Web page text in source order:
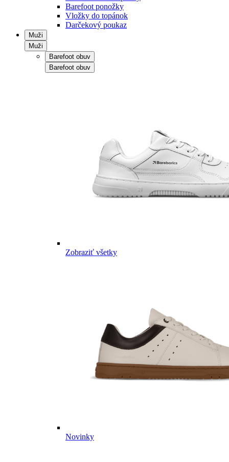
Barefoot ponožky
Vložky do topánok
Darčekový poukaz
Muži
Muži
Barefoot obuv
Barefoot obuv
Zobraziť všetky
Novinky